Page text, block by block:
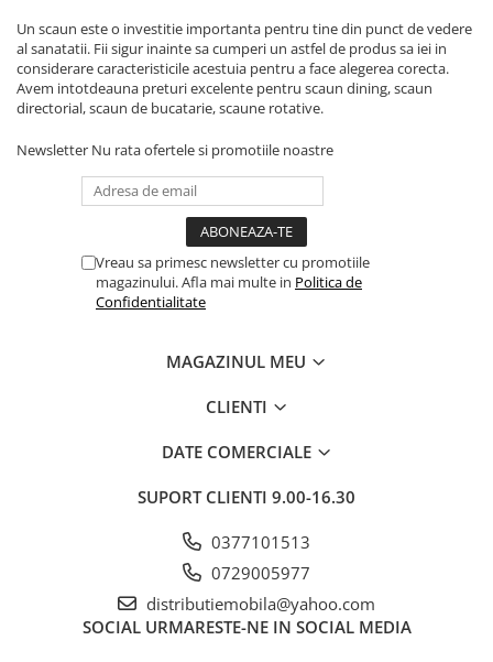
Un scaun este o investitie importanta pentru tine din punct de vedere
al sanatatii. Fii sigur inainte sa cumperi un astfel de produs sa iei in
considerare caracteristicile acestuia pentru a face alegerea corecta.
Avem intotdeauna preturi excelente pentru scaun dining, scaun
directorial, scaun de bucatarie, scaune rotative.
Newsletter Nu rata ofertele si promotiile noastre
Vreau sa primesc newsletter cu promotiile
magazinului. Afla mai multe in Politica de
Confidentialitate
MAGAZINUL MEU
CLIENTI
DATE COMERCIALE
SUPORT CLIENTI 9.00-16.30
0377101513
0729005977
distributiemobila@yahoo.com
SOCIAL URMARESTE-NE IN SOCIAL MEDIA